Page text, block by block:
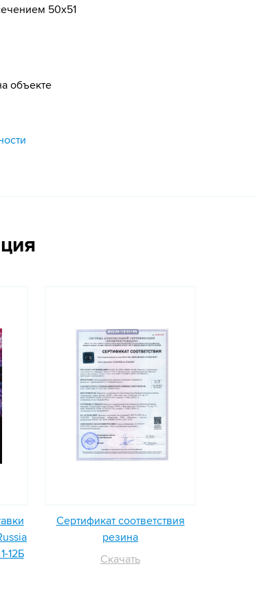
50х51
объекте
12Б
Сертификат соответствия
резина
Скачать